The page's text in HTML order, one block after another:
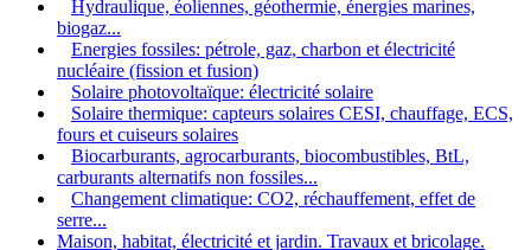
Hydraulique, éoliennes, géothermie, énergies marines,
biogaz...
Energies fossiles: pétrole, gaz, charbon et électricité
nucléaire (fission et fusion)
Solaire photovoltaïque: électricité solaire
Solaire thermique: capteurs solaires CESI, chauffage, ECS,
fours et cuiseurs solaires
Biocarburants, agrocarburants, biocombustibles, BtL,
carburants alternatifs non fossiles...
Changement climatique: CO2, réchauffement, effet de
serre...
Maison, habitat, électricité et jardin. Travaux et bricolage.